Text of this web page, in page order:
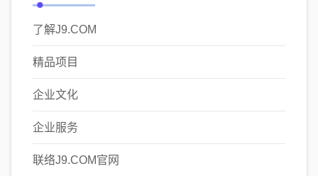
了解J9.COM
精品项目
企业文化
企业服务
联络J9.COM官网